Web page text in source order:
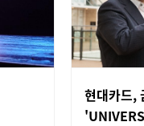
현대카드,